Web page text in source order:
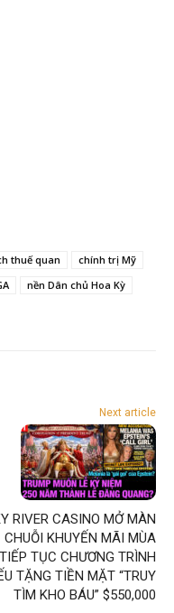
thuế quan
chính trị Mỹ
nền Dân chủ Hoa Kỳ
Next article
RIVER CASINO MỞ MÀN
CHUỖI KHUYẾN MÃI MÙA
TỤC CHƯƠNG TRÌNH
TẶNG TIỀN MẶT “TRUY
TÌM KHO BÁU” $550,000